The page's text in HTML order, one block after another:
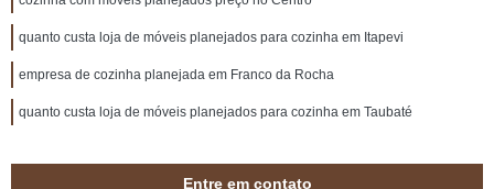
quanto custa loja de móveis planejados para cozinha em Itapevi
empresa de cozinha planejada em Franco da Rocha
quanto custa loja de móveis planejados para cozinha em Taubaté
Entre em contato